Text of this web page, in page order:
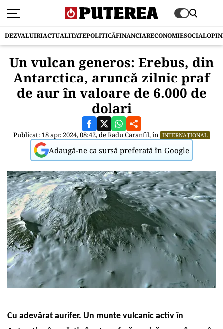
DEZVALUIRIACTUALITATEPOLITICĂFINANCIARECONOMIESOCIAL
Un vulcan generos: Erebus, din
Antarctica, aruncă zilnic praf
de aur în valoare de 6.000 de
dolari
Publicat: 18 apr. 2024, 08:42, deRadu Caranfil, în INTERNAȚIONAL
Adaugă-ne ca sursă preferată în Google
Cu adevărat aurifer. Un munte vulcanic activ în